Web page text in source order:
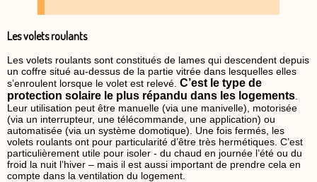
Les volets roulants
Les volets roulants sont constitués de lames qui descendent depuis
un coffre situé au-dessus de la partie vitrée dans lesquelles elles
s’enroulent lorsque le volet est relevé. C’est le type de
protection solaire le plus répandu dans les logements
Leur utilisation peut être manuelle (via une manivelle), motorisée
(via un interrupteur, une télécommande, une application) ou
automatisée (via un système domotique). Une fois fermés, les
volets roulants ont pour particularité d’être très hermétiques. C’est
particulièrement utile pour isoler - du chaud en journée l’été ou du
froid la nuit l’hiver – mais il est aussi important de prendre cela en
compte dans la ventilation du logement.